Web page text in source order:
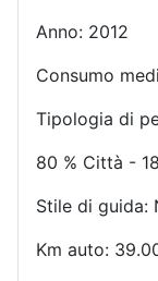
Anno: 2012
Consumo
Tipologia di
80 % Città -
Stile di guida:
Km auto: